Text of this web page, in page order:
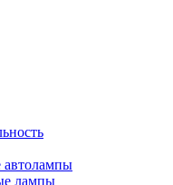
автолампы
лампы